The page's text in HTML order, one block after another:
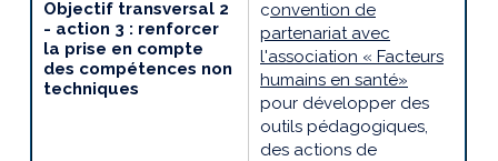
Objectif transversal 2
- action 3 : renforcer
la prise en compte
des compétences non
techniques
convention de
partenariat avec
l'association « Facteurs
humains en santé»
pour développer des
outils pédagogiques,
des actions de